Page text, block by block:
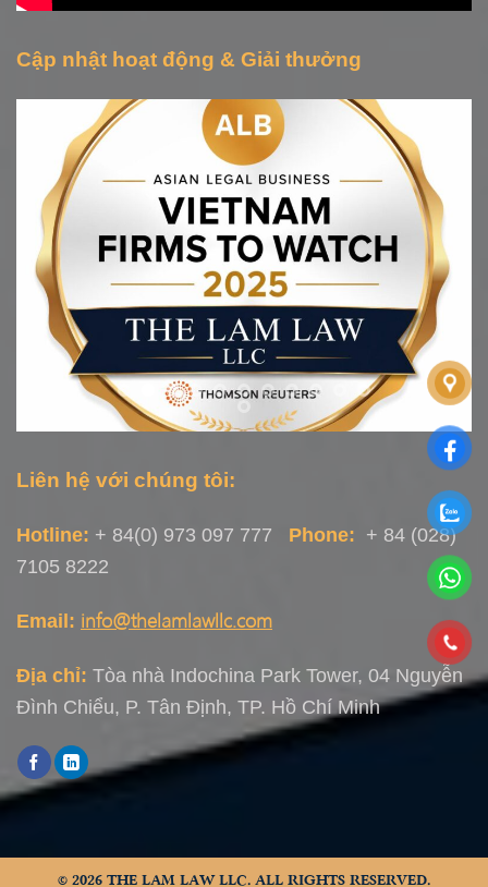
Cập nhật hoạt động & Giải thưởng
Liên hệ với chúng tôi:
Hotline: + 84(0) 973 097 777 Phone: + 84 (028)
7105 8222
Email: info@thelamlawllc.com
Địa chỉ: Tòa nhà Indochina Park Tower, 04 Nguyễn
Đình Chiểu, P. Tân Định, TP. Hồ Chí Minh
© 2026 THE LAM LAW LLC. ALL RIGHTS RESERVED.